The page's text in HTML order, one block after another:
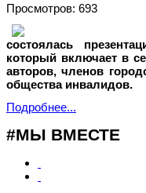
Просмотров: 693
состоялась
который включает в
авторов, членов
общества инвалидов.
Подробнее...
#МЫ ВМЕСТЕ